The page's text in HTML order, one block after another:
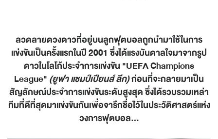
ลวดลายดวงดาวที่อยู่บนลูกฟุตบอลถูกนำมาใช้ในการ
แข่งขันเป็นครั้งแรกในปี 2001 ซึ่งได้แรงบันดาลใจมาจากรูป
ดาวในโลโก้ประจำการแข่งขัน "UEFA Champions
League" (ยูฟา แชมป์เปียนส์ ลีก)ก่อนที่จะกลายมาเป็น
สัญลักษณ์ประจำการแข่งขันระดับสูงสุด ซึ่งได้รวบรวมเหล่า
ทีมที่ดีที่สุดมาแข่งขันกันเพื่อจารึกชื่อไว้ในประวัติศาสตร์แห่ง
วงการฟุตบอล...